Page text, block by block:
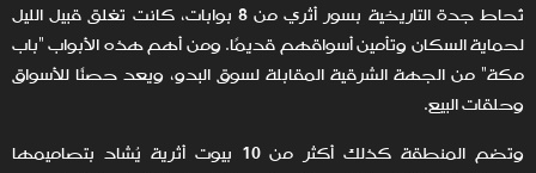
تُحاط جدة التاريخية بسور أثري من 8 بوابات، كانت تغلق قبيل الليل
لحماية السكان وتأمين أسواقهم قديمًا. ومن أهم هذه الأبواب "باب
مكة" من الجهة الشرقية المقابلة لسوق البدو، ويعد حصنًا للأسواق
وحلقات البيع.
وتضم المنطقة كذلك أكثر من 10 بيوت أثرية يُشاد بتصاميمها